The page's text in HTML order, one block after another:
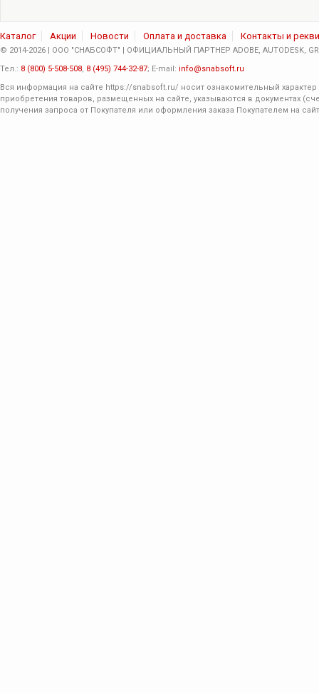
Каталог Акции Новости Оплата и доставка Контакты и
© 2014-2026 | ООО "СНАБСОФТ" | ОФИЦИАЛЬНЫЙ ПАРТНЕР ADOBE, AUTODESK,
Тел.: 8 (800) 5-508-508, 8 (495) 744-32-87; E-mail: info@snabsoft.ru
Вся информация на сайте https://snabsoft.ru/ носит ознакомительный
приобретения товаров, размещенных на сайте, указываются в документах
получения запроса от Покупателя или оформления заказа Покупателем на